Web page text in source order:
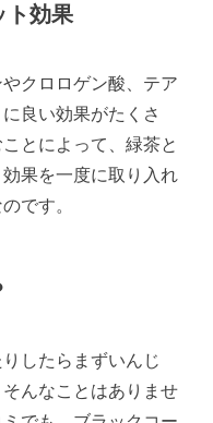
ト効果
クロロゲン酸、テア
良い効果がたくさ
とによって、緑茶と
果を一度に取り入れ
です。
したらまずいんじ
んなことはありませ